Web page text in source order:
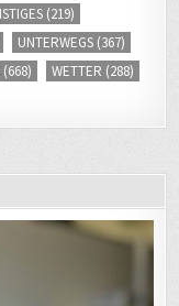
UNTERWEGS
(668) WETTER(288)